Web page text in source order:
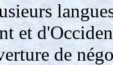
et
de